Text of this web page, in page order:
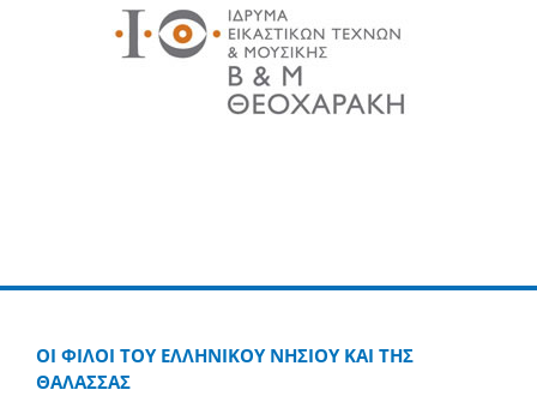
ΟΙ ΦΙΛΟΙ ΤΟΥ ΕΛΛΗΝΙΚΟΥ ΝΗΣΙΟΥ ΚΑΙ ΤΗΣ
ΘΑΛΑΣΣΑΣ